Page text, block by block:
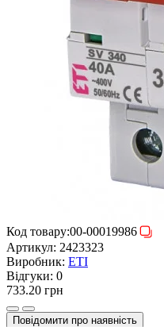
Код товару:00-00019986
Артикул: 2423323
Виробник: ETI
Відгуки: 0
733.20 грн
Повідомити про наявність